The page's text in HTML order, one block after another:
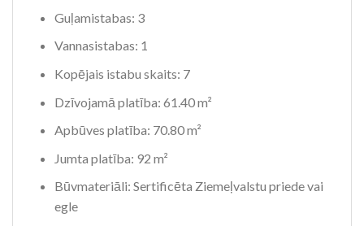
Guļamistabas: 3
Vannasistabas: 1
Kopējais istabu skaits: 7
Dzīvojamā platība: 61.40 m²
Apbūves platība: 70.80 m²
Jumta platība: 92 m²
Būvmateriāli: Sertificēta Ziemeļvalstu priede vai
egle